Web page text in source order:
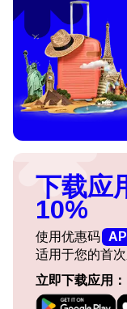
下载应
10%
使用优惠码
适用于您的首次
立即下载应用：